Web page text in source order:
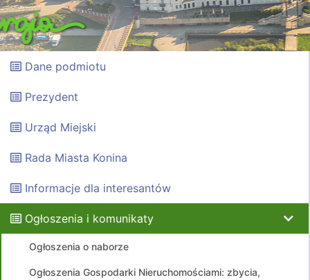
Dane podmiotu
Prezydent
Urząd Miejski
Rada Miasta Konina
Informacje dla interesantów
Ogłoszenia i komunikaty
Ogłoszenia o naborze
Ogłoszenia Gospodarki Nieruchomościami: zbycia,